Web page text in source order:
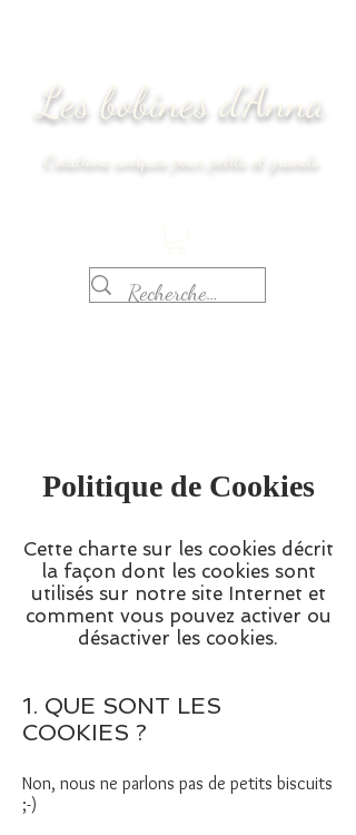
Les bobines d'Anna
Créations uniques pour petits et grands
Politique de Cookies
Cette charte sur les cookies décrit
la façon dont les cookies sont
utilisés sur notre site Internet et
comment vous pouvez activer ou
désactiver les cookies.
1. QUE SONT LES
COOKIES ?
Non, nous ne parlons pas de petits biscuits
;-)